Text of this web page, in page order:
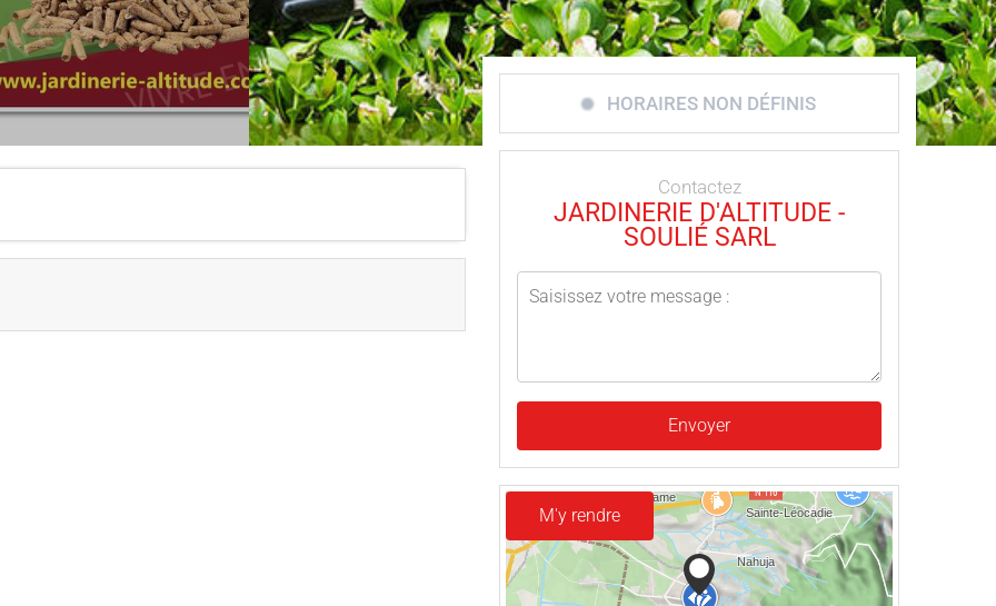
HORAIRES NON DÉFINIS
Contactez
JARDINERIE D'ALTITUDE -
SOULIÉ SARL
Envoyer
M'y rendre